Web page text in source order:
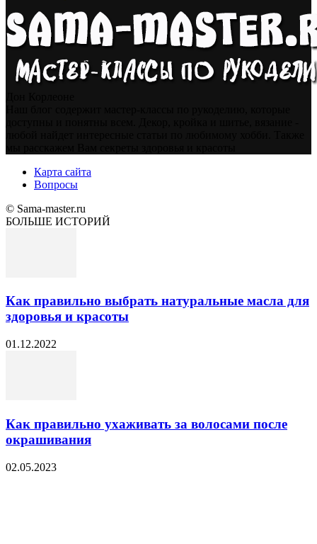
Карта сайта
Вопросы
© Sama-master.ru
БОЛЬШЕ ИСТОРИЙ
Как правильно выбрать натуральные масла для
здоровья и красоты
01.12.2022
Как правильно ухаживать за волосами после
окрашивания
02.05.2023